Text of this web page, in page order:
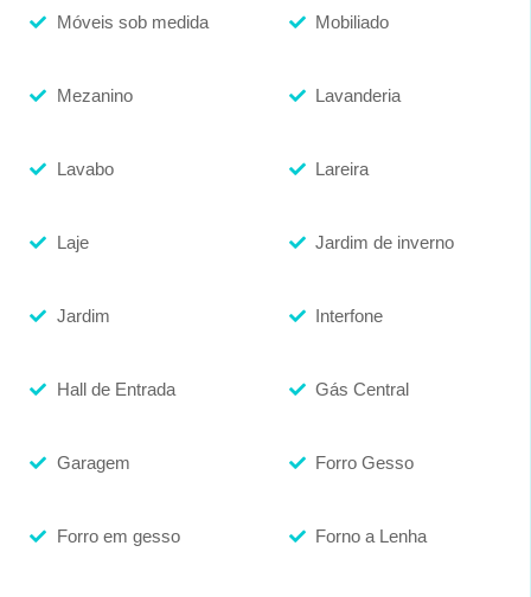
Móveis sob medida Mobiliado
Mezanino Lavanderia
Lavabo Lareira
Laje Jardim de inverno
Jardim Interfone
Hall de Entrada Gás Central
Garagem Forro Gesso
Forro em gesso Forno a Lenha